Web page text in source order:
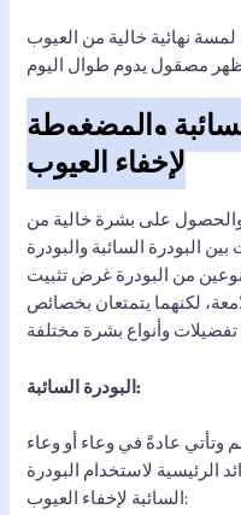
نهائية خالية من العيوب
والمضغوطة
لإخفاء العيوب
والحصول على بشرة خالية من
البودرة السائبة والبودرة
من البودرة غرض تثبيت
لكنهما يتمتعان بخصائص
البودرة السائبة:
وتأتي عادةً في وعاء أو وعاء
الرئيسية لاستخدام البودرة
السائبة لإخفاء العيوب: